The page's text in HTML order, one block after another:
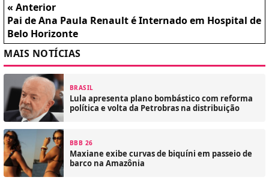
« Anterior
Pai de Ana Paula Renault é Internado em Hospital de
Belo Horizonte
MAIS NOTÍCIAS
BRASIL
Lula apresenta plano bombástico com reforma
política e volta da Petrobras na distribuição
BBB 26
Maxiane exibe curvas de biquíni em passeio de
barco na Amazônia